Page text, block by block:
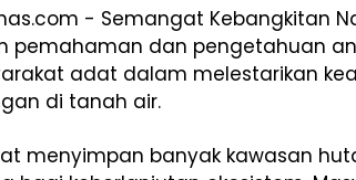
- Semangat Kebangkitan
pemahaman dan pengetahuan
adat dalam melestarikan
di tanah air.
menyimpan banyak kawasan